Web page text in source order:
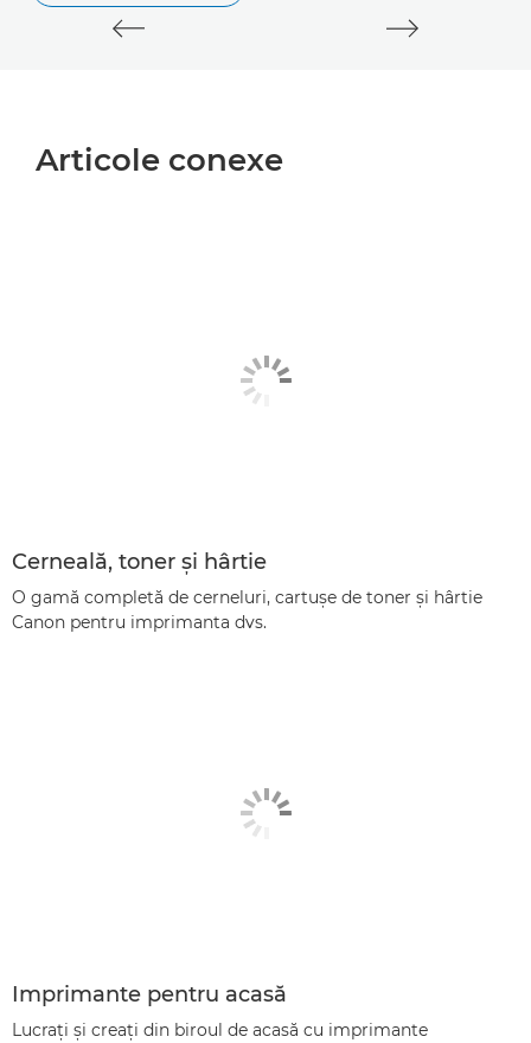
Articole conexe
Cerneală, toner şi hârtie
O gamă completă de cerneluri, cartuşe de toner şi hârtie
Canon pentru imprimanta dvs.
Imprimante pentru acasă
Lucraţi şi creaţi din biroul de acasă cu imprimante